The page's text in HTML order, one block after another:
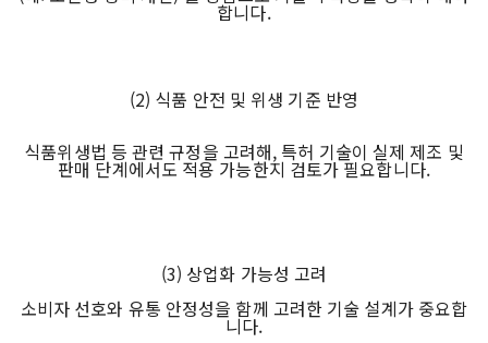
합니다.
(2) 식품 안전 및 위생 기준 반영
식품위생법 등 관련 규정을 고려해, 특허 기술이 실제 제조 및
판매 단계에서도 적용 가능한지 검토가 필요합니다.
(3) 상업화 가능성 고려
소비자 선호와 유통 안정성을 함께 고려한 기술 설계가 중요합
니다.